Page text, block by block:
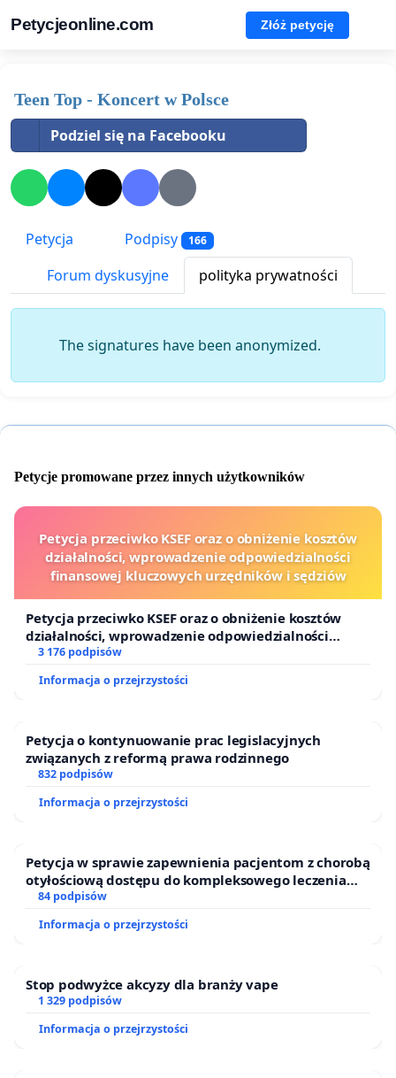
Petycjeonline.com Złóż petycję
Teen Top - Koncert w Polsce
Podziel się na Facebooku
Petycja Podpisy 166
Forum dyskusyjne polityka prywatności
The signatures have been anonymized.
Petycje promowane przez innych użytkowników
Petycja przeciwko KSEF oraz o obniżenie kosztów
działalności, wprowadzenie odpowiedzialności
finansowej kluczowych urzędników i sędziów
Petycja przeciwko KSEF oraz o obniżenie kosztów
działalności, wprowadzenie odpowiedzialności
finansowej kluczowych urzędników i sędziów
3 176 podpisów
Informacja o przejrzystości
Petycja o kontynuowanie prac legislacyjnych
związanych z reformą prawa rodzinnego
832 podpisów
Informacja o przejrzystości
Petycja w sprawie zapewnienia pacjentom z chorobą
otyłościową dostępu do kompleksowego leczenia
oraz programów profilaktycznych.
84 podpisów
Informacja o przejrzystości
Stop podwyżce akcyzy dla branży vape
1 329 podpisów
Informacja o przejrzystości